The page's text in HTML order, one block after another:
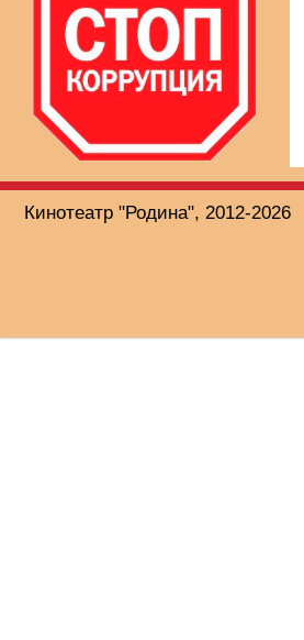
Кинотеатр "Родина", 2012-2026